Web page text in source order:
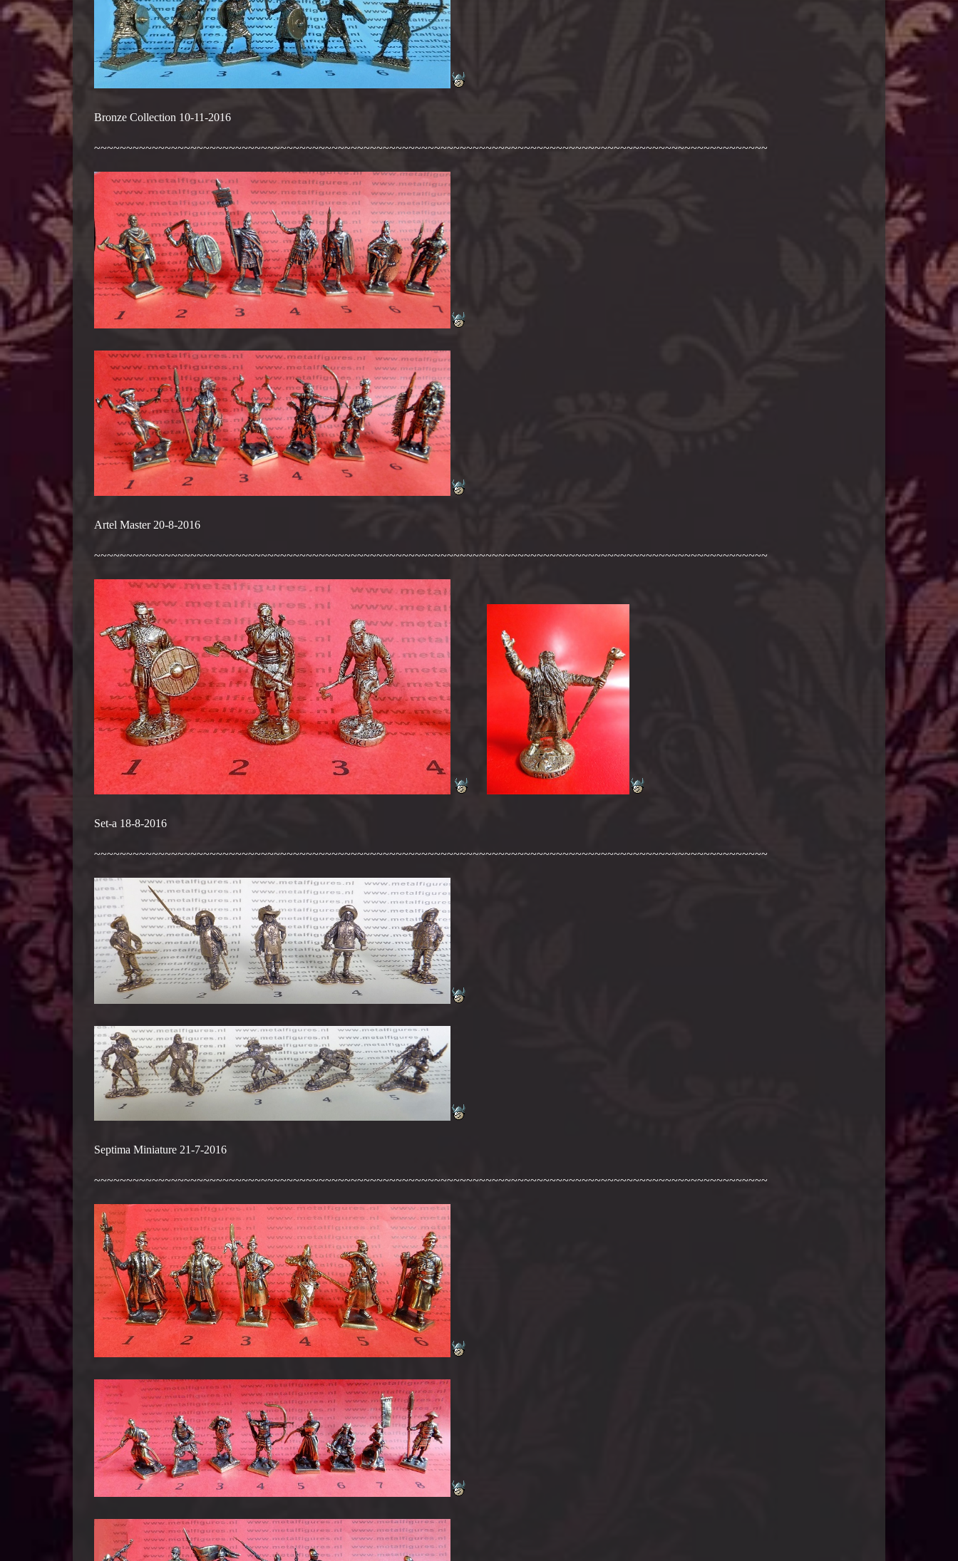
Bronze Collection 10-11-2016
~~~~~~~~~~~~~~~~~~~~~~~~~~~~~~~~~~~~~~~~~~~~~~~~~~~~~~~~~~~~~~~~~~~~~~~~~~~~~~~~~~~~~~~~~~~~~~~~~~~~~~~~~
Artel Master 20-8-2016
~~~~~~~~~~~~~~~~~~~~~~~~~~~~~~~~~~~~~~~~~~~~~~~~~~~~~~~~~~~~~~~~~~~~~~~~~~~~~~~~~~~~~~~~~~~~~~~~~~~~~~~~~
Set-a 18-8-2016
~~~~~~~~~~~~~~~~~~~~~~~~~~~~~~~~~~~~~~~~~~~~~~~~~~~~~~~~~~~~~~~~~~~~~~~~~~~~~~~~~~~~~~~~~~~~~~~~~~~~~~~~~
Septima Miniature 21-7-2016
~~~~~~~~~~~~~~~~~~~~~~~~~~~~~~~~~~~~~~~~~~~~~~~~~~~~~~~~~~~~~~~~~~~~~~~~~~~~~~~~~~~~~~~~~~~~~~~~~~~~~~~~~